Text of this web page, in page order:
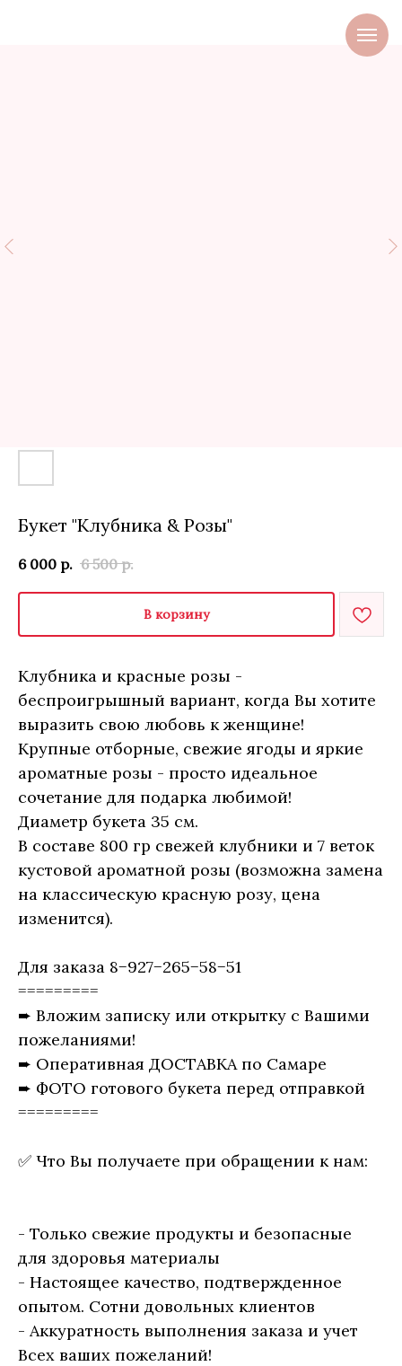
Букет "Клубника & Розы"
6 000 р. 6 500 р.
В корзину
Клубника и красные розы -
беспроигрышный вариант, когда Вы хотите
выразить свою любовь к женщине!
Крупные отборные, свежие ягоды и яркие
ароматные розы - просто идеальное
сочетание для подарка любимой!
Диаметр букета 35 см.
В составе 800 гр свежей клубники и 7 веток
кустовой ароматной розы (возможна замена
на классическую красную розу, цена
изменится).
Для заказа 8−927−265−58−51
=========
➨ Вложим записку или открытку с Вашими
пожеланиями!
➨ Оперативная ДОСТАВКА по Самаре
➨ ФОТО готового букета перед отправкой
=========
✅ Что Вы получаете при обращении к нам:
- Только свежие продукты и безопасные
для здоровья материалы
- Настоящее качество, подтвержденное
опытом. Сотни довольных клиентов
- Аккуратность выполнения заказа и учет
Всех ваших пожеланий!